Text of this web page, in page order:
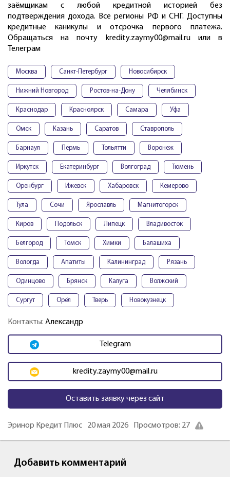
заёмщикам с любой кредитной историей без
подтверждения дохода. Все регионы РФ и СНГ. Доступны
кредитные каникулы и отсрочка первого платежа.
Обращаться на почту kredity.zaymy00@mail.ru или в
Телеграм
Москва Санкт-Петербург Новосибирск
Нижний Новгород Ростов-на-Дону Челябинск
Краснодар Красноярск Самара Уфа
Омск Казань Саратов Ставрополь
Барнаул Пермь Тольятти Воронеж
Иркутск Екатеринбург Волгоград Тюмень
Оренбург Ижевск Хабаровск Кемерово
Тула Сочи Ярославль Магнитогорск
Киров Подольск Липецк Владивосток
Белгород Томск Химки Балашиха
Вологда Апатиты Калининград Рязань
Одинцово Брянск Калуга Волжский
Сургут Орёл Тверь Новокузнецк
Контакты: Александр
Telegram
kredity.zaymy00@mail.ru
Оставить заявку через сайт
Эринор Кредит Плюс 20 мая 2026 Просмотров: 27
Добавить комментарий